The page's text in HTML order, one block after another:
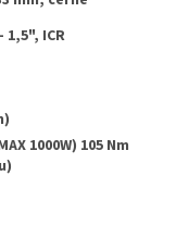
1,5", ICR
1000W) 105 Nm